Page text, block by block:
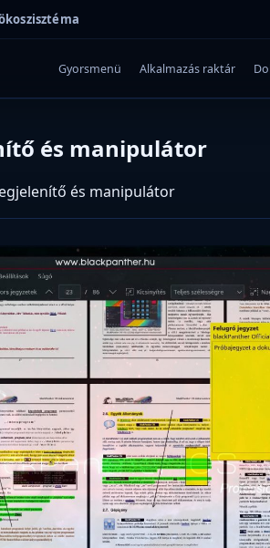
Gyorsmenü Alkalmazás raktár
és manipulátor
és manipulátor